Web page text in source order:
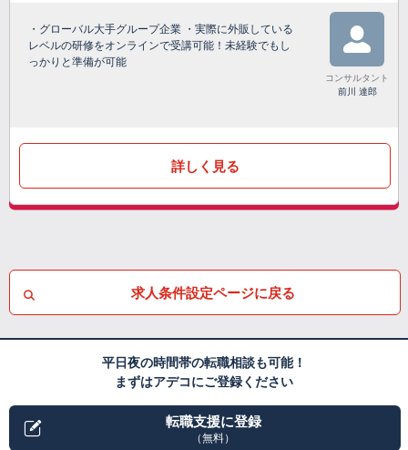
・グローバル大手グループ企業 ・実際に外販している
レベルの研修をオンラインで受講可能！未経験でもし
っかりと準備が可能
コンサルタント
前川 達郎
詳しく見る
求人条件設定ページに戻る
平日夜の時間帯の転職相談も可能！
まずはアデコにご登録ください
転職支援に登録
（無料）